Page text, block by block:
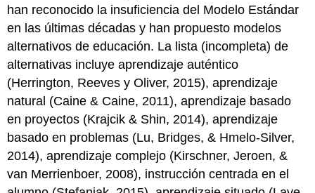
han reconocido la insuficiencia del Modelo Estándar
en las últimas décadas y han propuesto modelos
alternativos de educación. La lista (incompleta) de
alternativas incluye aprendizaje auténtico
(Herrington, Reeves y Oliver, 2015), aprendizaje
natural (Caine & Caine, 2011), aprendizaje basado
en proyectos (Krajcik & Shin, 2014), aprendizaje
basado en problemas (Lu, Bridges, & Hmelo-Silver,
2014), aprendizaje complejo (Kirschner, Jeroen, &
van Merrienboer, 2008), instrucción centrada en el